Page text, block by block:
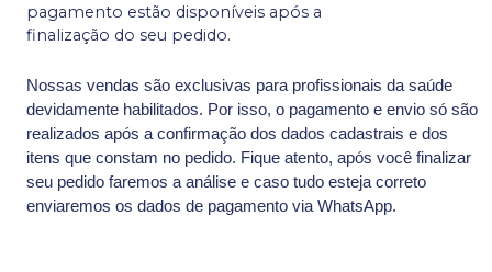
pagamento estão disponíveis após a
finalização do seu pedido.
Nossas vendas são exclusivas para profissionais da saúde
devidamente habilitados. Por isso, o pagamento e envio só são
realizados após a confirmação dos dados cadastrais e dos
itens que constam no pedido. Fique atento, após você finalizar
seu pedido faremos a análise e caso tudo esteja correto
enviaremos os dados de pagamento via WhatsApp.